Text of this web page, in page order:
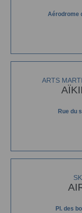
Aérodrome
ARTS
Rue du
Pl. des